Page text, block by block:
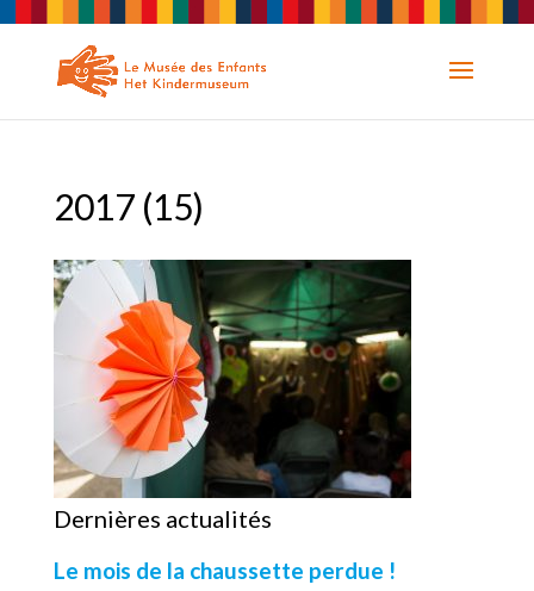
2017 (15)
Dernières actualités
Le mois de la chaussette perdue !